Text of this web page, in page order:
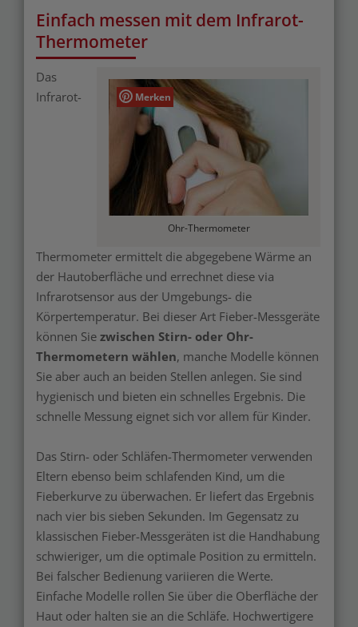
Einfach messen mit dem Infrarot-
Thermometer
Merken
Ohr-Thermometer
Das
Infrarot-
Thermometer ermittelt die abgegebene Wärme an
der Hautoberfläche und errechnet diese via
Infrarotsensor aus der Umgebungs- die
Körpertemperatur. Bei dieser Art Fieber-Messgeräte
können Sie zwischen Stirn- oder Ohr-
Thermometern wählen, manche Modelle können
Sie aber auch an beiden Stellen anlegen. Sie sind
hygienisch und bieten ein schnelles Ergebnis. Die
schnelle Messung eignet sich vor allem für Kinder.
Das Stirn- oder Schläfen-Thermometer verwenden
Eltern ebenso beim schlafenden Kind, um die
Fieberkurve zu überwachen. Er liefert das Ergebnis
nach vier bis sieben Sekunden. Im Gegensatz zu
klassischen Fieber-Messgeräten ist die Handhabung
schwieriger, um die optimale Position zu ermitteln.
Bei falscher Bedienung variieren die Werte.
Einfache Modelle rollen Sie über die Oberfläche der
Haut oder halten sie an die Schläfe. Hochwertigere